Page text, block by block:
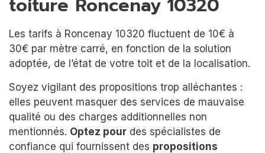
Les tarifs à Roncenay 10320 fluctuent de 10€ à
30€ par mètre carré, en fonction de la solution
adoptée, de l’état de votre toit et de la localisation.
Soyez vigilant des propositions trop alléchantes :
elles peuvent masquer des services de mauvaise
qualité ou des charges additionnelles non
mentionnés. Optez pour des spécialistes de
confiance qui fournissent des propositions